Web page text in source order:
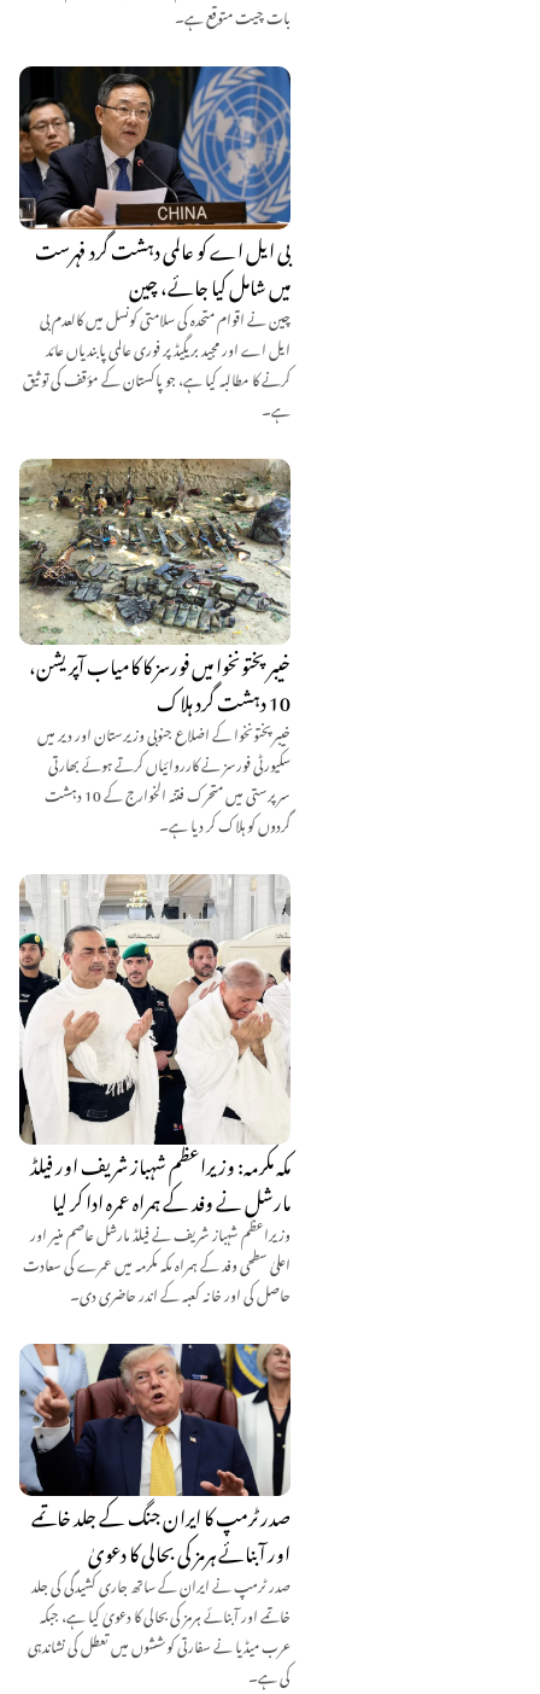
بات چیت متوقع ہے۔
بی ایل اے کو عالمی دہشت گرد فہرست
میں شامل کیا جائے، چین
چین نے اقوام متحدہ کی سلامتی کونسل میں کالعدم بی
ایل اے اور مجید بریگیڈ پر فوری عالمی پابندیاں عائد
کرنے کا مطالبہ کیا ہے، جو پاکستان کے مؤقف کی توثیق
ہے۔
خیبرپختونخوا میں فورسز کا کامیاب آپریشن،
10 دہشت گرد ہلاک
خیبرپختونخوا کے اضلاع جنوبی وزیرستان اور دیر میں
سکیورٹی فورسز نے کارروائیاں کرتے ہوئے بھارتی
سرپرستی میں متحرک فتنہ الخوارج کے 10 دہشت
گردوں کو ہلاک کر دیا ہے۔
مکہ مکرمہ: وزیراعظم شہباز شریف اور فیلڈ
مارشل نے وفد کے ہمراہ عمرہ ادا کر لیا
وزیراعظم شہباز شریف نے فیلڈ مارشل عاصم منیر اور
اعلیٰ سطحی وفد کے ہمراہ مکہ مکرمہ میں عمرے کی سعادت
حاصل کی اور خانہ کعبہ کے اندر حاضری دی۔
صدر ٹرمپ کا ایران جنگ کے جلد خاتمے
اور آبنائے ہرمز کی بحالی کا دعویٰ
صدر ٹرمپ نے ایران کے ساتھ جاری کشیدگی کی جلد
خاتمے اور آبنائے ہرمز کی بحالی کا دعویٰ کیا ہے، جبکہ
عرب میڈیا نے سفارتی کوششوں میں تعطل کی نشاندہی
کی ہے۔